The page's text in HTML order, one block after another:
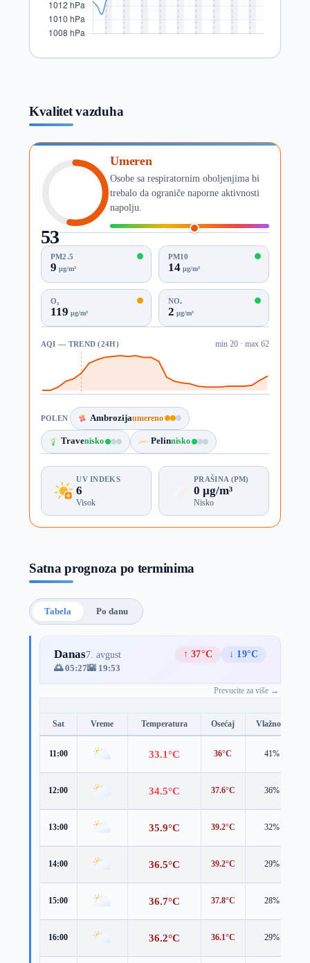
Kvalitet vazduha
53
AQI
Umeren
Osobe sa respiratornim oboljenjima bi
trebalo da ograniče naporne aktivnosti
napolju.
PM2.5
9 µg/m³
PM10
14µg/m³
O₃
119 µg/m³
NO₂
2 µg/m³
AQI — TREND (24H) min 20 · max 62
POLEN Ambrozijaumereno
Travenisko Pelinnisko
UV INDEKS
6
Visok
PRAŠINA (PM)
0 µg/m³
Nisko
Satna prognoza po terminima
Tabela Po danu
Danas7. avgust ↑ 37°C
↓ 19°C
🌅 05:27🌇 19:53
Prevucite za više →
Sat Vreme Temperatura Osećaj Vlažnost
11:00 33.1°C 36°C 41%
12:00 34.5°C 37.6°C 36%
13:00 35.9°C 39.2°C 32%
14:00 36.5°C 39.2°C 29%
15:00 36.7°C 37.8°C 28%
16:00 36.2°C 36.1°C 29%